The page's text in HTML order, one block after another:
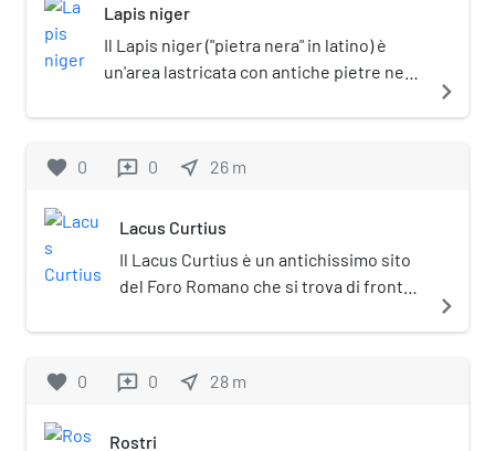
Lapis niger
Il Lapis niger ("pietra nera" in latino) è
un'area lastricata con antiche pietre nere
trovano i resti di un'antica area sacra, nel
navigate_next
favorite 0 reviews 0 near_me 26 m
Lacus Curtius
Il Lacus Curtius è un antichissimo sito
del Foro Romano che si trova di fronte
la Colonna di Foca e la cavità della
navigate_next
favorite 0 reviews 0 near_me 28 m
Rostri